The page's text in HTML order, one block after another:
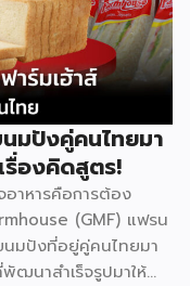
เป็นเจ้าของธุรกิจกวด
จ Bright Up Kids
บที่เดียว ครอบคลุม
ะภาษาอังกฤษ ซึ่งเป็น
ในการติวเสริมให้ลูก
การติดอันดับ 1 ใน 10
มปังคู่คนไทยมา
องคิดสูตร!
อาหารคือการต้อง
(GMF) แฟรน
นมปังที่อยู่คู่คนไทยมา
ฒนาสำเร็จรูปมาให้